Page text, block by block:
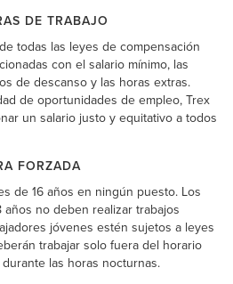
DE TRABAJO
todas las leyes de compensación
con el salario mínimo, las
de descanso y las horas extras.
de oportunidades de empleo, Trex
un salario justo y equitativo a todos
FORZADA
de 16 años en ningún puesto. Los
no deben realizar trabajos
jóvenes estén sujetos a leyes
trabajar solo fuera del horario
las horas nocturnas.